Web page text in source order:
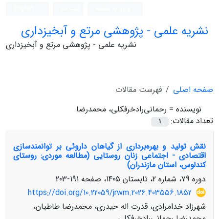
نشریه علمی - پژوهشی مرتع و آبخیزداری
نشریه علمی - پژوهشی مرتع و آبخیزداری
صفحه اصلی
فهرست مقالات
نویسنده = رحمانی‌رادخرفکلی، محمدرضا
تعداد مقالات:
1
نقش تولید و بهره‌برداری از گیاهان داروئی بر توانمندسازی
اقتصادی - اجتماعی زنان روستایی (مطالعه موردی: روستای
کندلوس، استان مازندران)
دوره 79، شماره 2، تابستان 1405، صفحه
191-203
https://doi.org/10.22059/jrwm.2026.403556.1852
شهرزاد خدامرادی، قدرت اله حیدری، محمدرضا طاطیان،